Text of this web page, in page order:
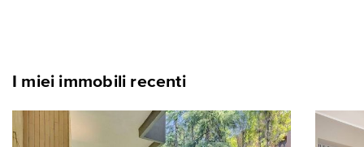
I miei immobili recenti